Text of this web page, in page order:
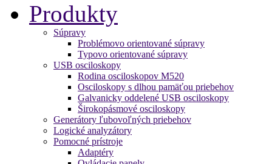
Produkty
Súpravy
Problémovo orientované súpravy
Typovo orientované súpravy
USB osciloskopy
Rodina osciloskopov M520
Osciloskopy s dlhou pamäťou priebehov
Galvanicky oddelené USB osciloskopy
Širokopásmové osciloskopy
Generátory ľubovoľných priebehov
Logické analyzátory
Pomocné prístroje
Adaptéry